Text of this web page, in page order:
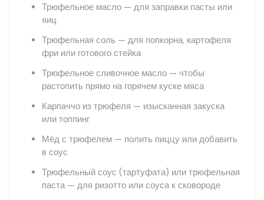
Трюфельное масло — для заправки пасты или
яиц
Трюфельная соль — для попкорна, картофеля
фри или готового стейка
Трюфельное сливочное масло — чтобы
растопить прямо на горячем куске мяса
Карпаччо из трюфеля — изысканная закуска
или топпинг
Мёд с трюфелем — полить пиццу или добавить
в соус
Трюфельный соус (тартуфата) или трюфельная
паста — для ризотто или соуса к сковороде